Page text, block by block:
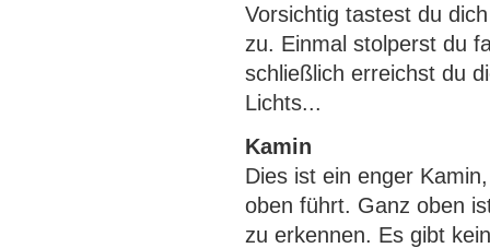
Vorsichtig tastest du
zu. Einmal stolperst du
schließlich erreichst du
Lichts...
Kamin
Dies ist ein enger
oben führt. Ganz oben
zu erkennen. Es gibt